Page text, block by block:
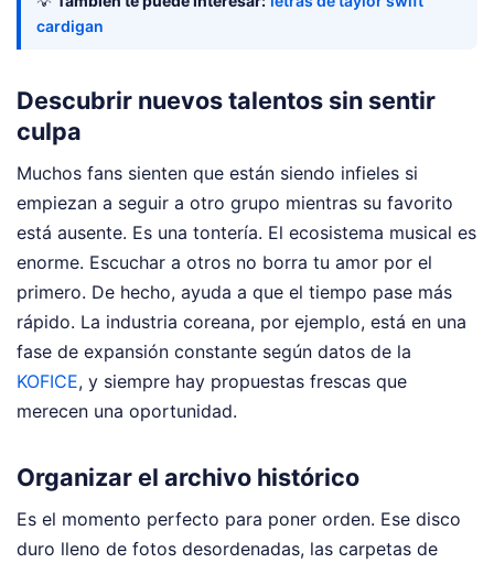
cardigan
Descubrir nuevos talentos sin sentir
culpa
Muchos fans sienten que están siendo infieles si
empiezan a seguir a otro grupo mientras su favorito
está ausente. Es una tontería. El ecosistema musical es
enorme. Escuchar a otros no borra tu amor por el
primero. De hecho, ayuda a que el tiempo pase más
rápido. La industria coreana, por ejemplo, está en una
fase de expansión constante según datos de la
KOFICE, y siempre hay propuestas frescas que
merecen una oportunidad.
Organizar el archivo histórico
Es el momento perfecto para poner orden. Ese disco
duro lleno de fotos desordenadas, las carpetas de